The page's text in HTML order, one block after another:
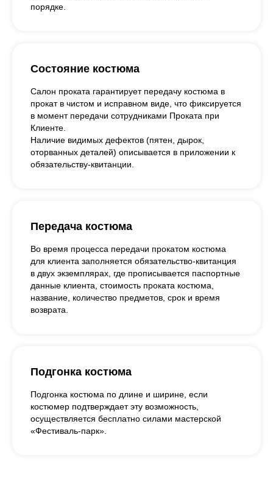
порядке.
Состояние костюма
Салон проката гарантирует передачу костюма в
прокат в чистом и исправном виде, что фиксируется
в момент передачи сотрудниками Проката при
Клиенте.
Наличие видимых дефектов (пятен, дырок,
оторванных деталей) описывается в приложении к
обязательству-квитанции.
Передача костюма
Во время процесса передачи прокатом костюма
для клиента заполняется обязательство-квитанция
в двух экземплярах, где прописывается паспортные
данные клиента, стоимость проката костюма,
название, количество предметов, срок и время
возврата.
Подгонка костюма
Подгонка костюма по длине и ширине, если
костюмер подтверждает эту возможность,
осуществляется бесплатно силами мастерской
«Фестиваль-парк».